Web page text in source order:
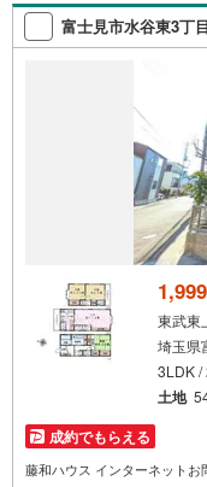
富士見市水谷東3丁目
東武東
埼玉県
3LDK /
土地
成約でもらえる
藤和ハウス インターネットお